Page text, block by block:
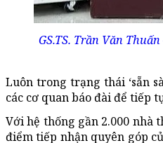
GS.TS. Trần Văn
Luôn trong trạng thái ‘sẵn
các cơ quan báo đài để tiếp
Với hệ thống gần 2.000 nhà
điểm tiếp nhận quyên góp